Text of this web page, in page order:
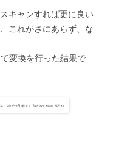
キャンすれば更に良い
これがさにあらず、な
変換を行った結果で